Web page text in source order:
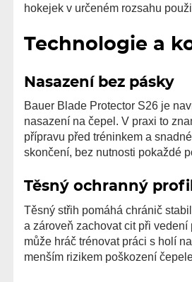
hokejek v určeném rozsahu
Technologie a
Nasazení bez pásky
Bauer Blade Protector S26 je
nasazení na čepel. V praxi to
přípravu před tréninkem a
skončení, bez nutnosti pokaždé
Těsný ochranný profil
Těsný střih pomáhá chránič
a zároveň zachovat cit při vedení
může hráč trénovat práci s holí
menším rizikem poškození